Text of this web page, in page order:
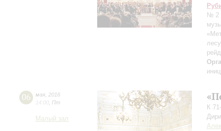
№ 2
06 мая 2016
14:00 Пт
Малый зал
К